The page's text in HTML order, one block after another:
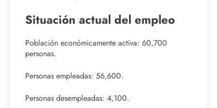
Situación actual del empleo
Población económicamente activa: 60,700
personas.
Personas empleadas: 56,600.
Personas desempleadas: 4,100.